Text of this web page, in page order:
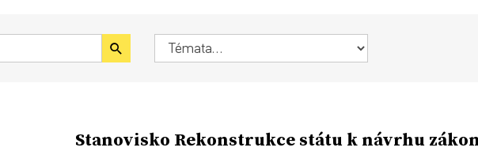
Stanovisko Rekonstrukce státu k návrhu